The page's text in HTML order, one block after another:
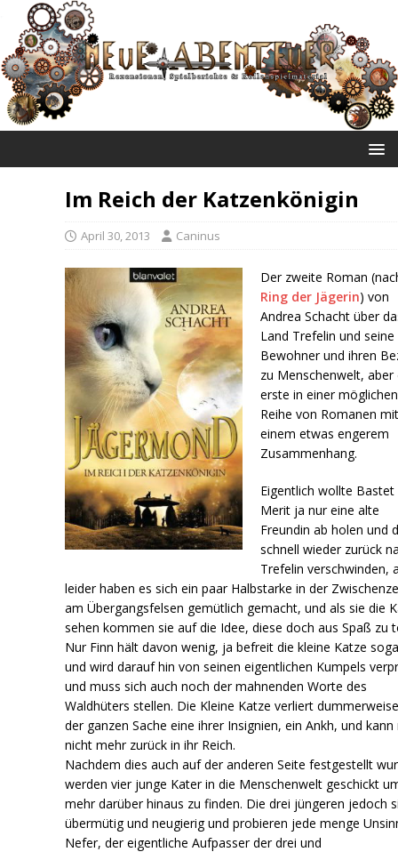
Im Reich der Katzenkönigin
April 30, 2013 Caninus
Der zweite Roman
Ring der Jägerin) von
Andrea Schacht über
Land Trefelin und seine
Bewohner und ihren
zu Menschenwelt, aber
erste in einer möglichen
Reihe von Romanen
einem etwas engerem
Zusammenhang.
Eigentlich wollte Bastet
Merit ja nur eine alte
Freundin ab holen und
schnell wieder zurück
Trefelin verschwinden,
leider haben es sich ein paar Halbstarke in der
am Übergangsfelsen gemütlich gemacht, und als sie die
sehen kommen sie auf die Idee, diese doch aus Spaß zu
Nur Finn hält davon wenig, ja befreit die kleine Katze
und wird darauf hin von seinen eigentlichen Kumpels
und muss sich auch noch der mahnenden Worte des
Waldhüters stellen. Die Kleine Katze verliert
der ganzen Sache eine ihrer Insignien, ein Ankh, und kann
nicht mehr zurück in ihr Reich.
Nachdem dies auch auf der anderen Seite festgestellt
werden vier junge Kater in die Menschenwelt geschickt
mehr darüber hinaus zu finden. Die drei jüngeren jedoch
übermütig und neugierig und probieren jede menge
Nefer, der eigentliche Aufpasser der drei und